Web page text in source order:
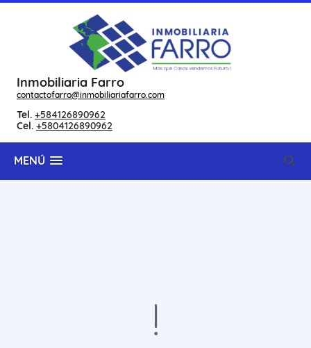
Inmobiliaria Farro
contactofarro@inmobiliariafarro.com
Tel. +584126890962
Cel. +5804126890962
MENÚ